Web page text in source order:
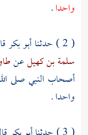
واحدا.
( 2 ) حدثنا
أبو بكر
سلمة بن كهيلعن
أصحاب النبي صلى
واحدا .